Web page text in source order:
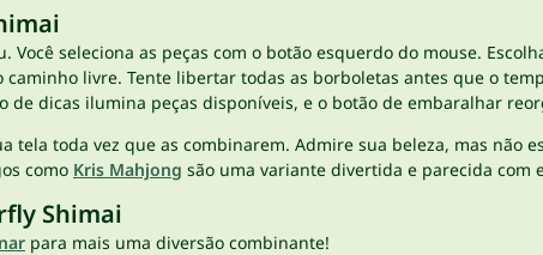
Você seleciona as peças com o botão esquerdo do mouse.
caminho livre. Tente libertar todas as borboletas antes que o
de dicas ilumina peças disponíveis, e o botão de embaralhar
tela toda vez que as combinarem. Admire sua beleza, mas
como Kris Mahjong são uma variante divertida e parecida com
Shimai
para mais uma diversão combinante!